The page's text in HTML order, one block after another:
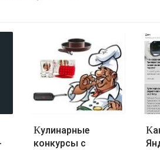
Кулинарные
конкурсы с
Как попасть в